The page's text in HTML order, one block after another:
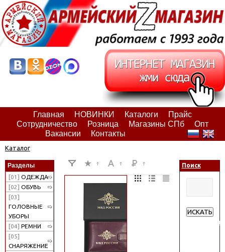
Главная НОВИНКИ Каталоги
Прайс
Сотрудничество
Розница Магазины СПб
Опт
Вакансии
Контакты
Каталог
Разделы
[01] ОДЕЖДА
[02] ОБУВЬ
[03]
ГОЛОВНЫЕ
УБОРЫ
[04] РЕМНИ
[05]
СНАРЯЖЕНИЕ
Поиск
ИСКАТЬ